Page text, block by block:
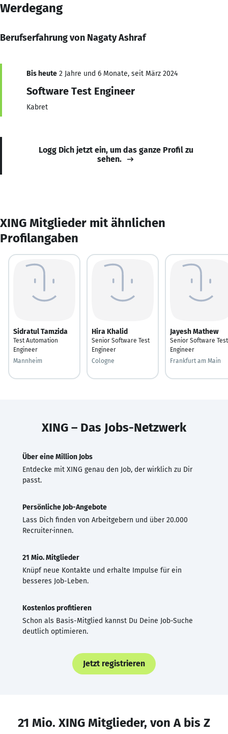
Werdegang
Berufserfahrung von Nagaty Ashraf
Bis heute 2 Jahre und 6 Monate, seit März 2024
Software Test Engineer
Kabret
Logg Dich jetzt ein, um das ganze Profil zu
sehen.
XING Mitglieder mit ähnlichen
Profilangaben
Sidratul Tamzida
Test Automation
Engineer
Mannheim
Hira Khalid
Senior Software Test
Engineer
Cologne
Jayesh Mathew
Senior Software Test
Engineer
Frankfurt am Main
XING – Das Jobs-Netzwerk
Über eine Million Jobs
Entdecke mit XING genau den Job, der wirklich zu Dir
passt.
Persönliche Job-Angebote
Lass Dich finden von Arbeitgebern und über 20.000
Recruiter·innen.
21 Mio. Mitglieder
Knüpf neue Kontakte und erhalte Impulse für ein
besseres Job-Leben.
Kostenlos profitieren
Schon als Basis-Mitglied kannst Du Deine Job-Suche
deutlich optimieren.
Jetzt registrieren
21 Mio. XING Mitglieder, von A bis Z